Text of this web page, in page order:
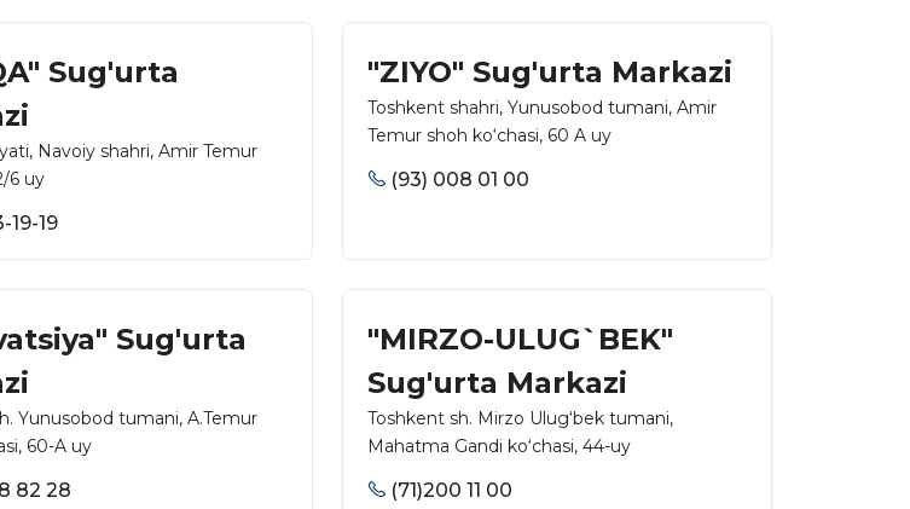
Sug'urta
Navoiy shahri, Amir Temur
6 uy
19-19
"ZIYO" Sug'urta Markazi
Toshkent shahri, Yunusobod tumani, Amir
Temur shoh ko‘chasi, 60 A uy
(93) 008 01 00
Sug'urta
Yunusobod tumani, A.Temur
60-A uy
82 28
"MIRZO-ULUG`BEK"
Sug'urta Markazi
Toshkent sh. Mirzo Ulug‘bek tumani,
Mahatma Gandi ko‘chasi, 44-uy
(71)200 11 00